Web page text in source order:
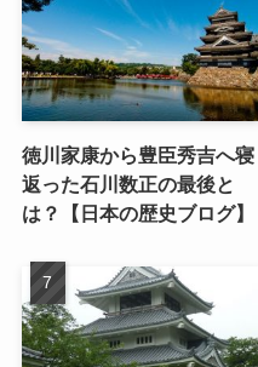
徳川家康から豊臣秀吉へ寝
返った石川数正の最後と
は？【日本の歴史ブログ】